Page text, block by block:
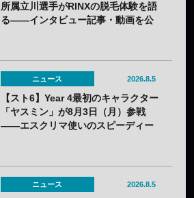
所属立川選手がRINXの脱毛体験を語
る——インタビュー記事・動画を公
ニュース 2026.8.5
【スト6】Year 4最初のキャラクター
「ヤスミン」が8月3日（月）参戦
——エスクリマ使いのスピーディー
ニュース 2026.8.5